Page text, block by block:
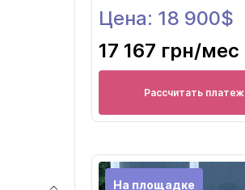
Цена: 18 900$
17 167 грн/мес
Рассчитать платеж
На площадке